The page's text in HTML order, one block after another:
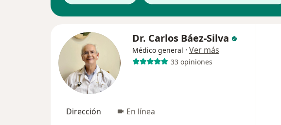
Dr. Carlos Báez-Silva
Médico general · Ver más
33 opiniones
Dirección En línea